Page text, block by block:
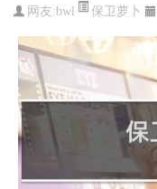
网友:bwl 保卫萝卜